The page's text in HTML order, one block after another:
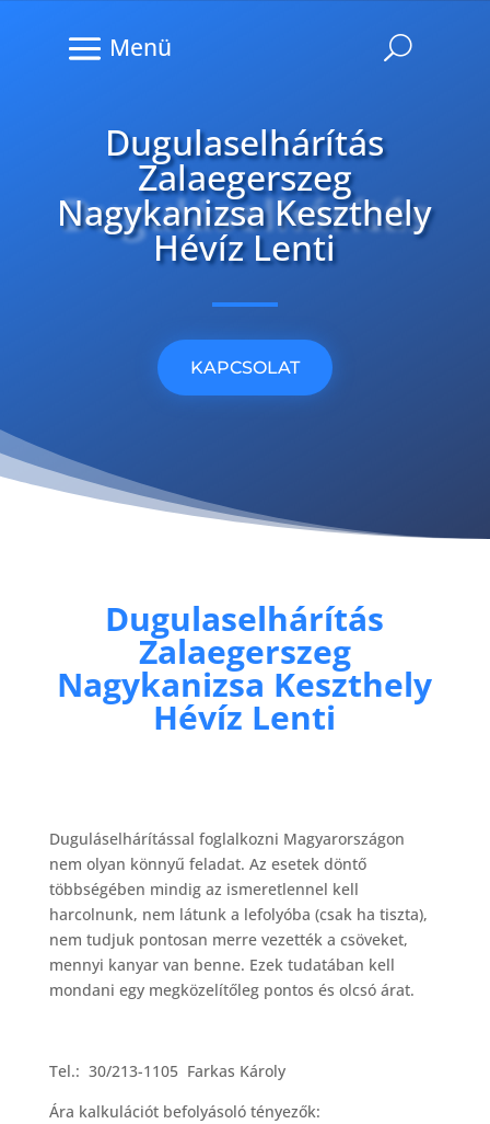
Menü
Duguláselhárítás
Dugulaselhárítás
Zalaegerszeg
Nagykanizsa Keszthely
Hévíz Lenti
KAPCSOLAT
Dugulaselhárítás
Zalaegerszeg
Nagykanizsa Keszthely
Hévíz Lenti
Duguláselhárítással foglalkozni Magyarországon
nem olyan könnyű feladat. Az esetek döntő
többségében mindig az ismeretlennel kell
harcolnunk, nem látunk a lefolyóba (csak ha tiszta),
nem tudjuk pontosan merre vezették a csöveket,
mennyi kanyar van benne. Ezek tudatában kell
mondani egy megközelítőleg pontos és olcsó árat.
Tel.: 30/213-1105 Farkas Károly
Ára kalkulációt befolyásoló tényezők: